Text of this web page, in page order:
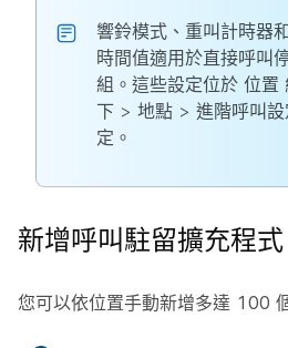
響鈴模式、重叫計時器
時間值適用於直接呼叫
組。這些設定位於 位置
下 > 地點 > 進階呼叫設
定 。
新增呼叫駐留擴充程式
您可以依位置手動新增多達 100